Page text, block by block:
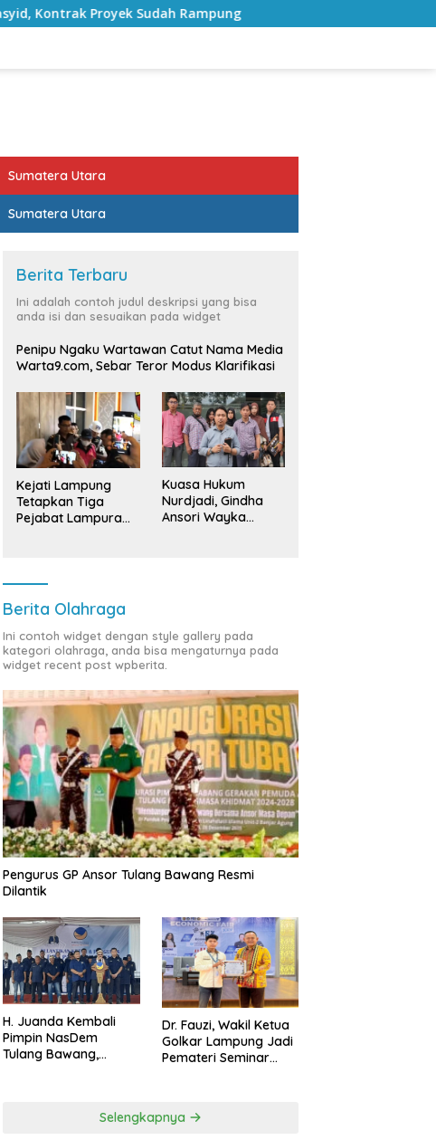
Rampung Bulan Kemerdekaan, Bupati Lampung
Sumatera Utara
Sumatera Utara
Berita Terbaru
Ini adalah contoh judul deskripsi yang bisa
anda isi dan sesuaikan pada widget
Penipu Ngaku Wartawan Catut Nama Media
Warta9.com, Sebar Teror Modus Klarifikasi
Kejati Lampung
Tetapkan Tiga
Pejabat Lampura
Kuasa Hukum
Nurdjadi, Gindha
Ansori Wayka
Berita Olahraga
Ini contoh widget dengan style gallery pada
kategori olahraga, anda bisa mengaturnya pada
widget recent post wpberita.
Pengurus GP Ansor Tulang Bawang Resmi
Dilantik
H. Juanda Kembali
Pimpin NasDem
Tulang Bawang,
Dr. Fauzi, Wakil Ketua
Golkar Lampung Jadi
Pemateri Seminar
Kebangsaan
Selengkapnya